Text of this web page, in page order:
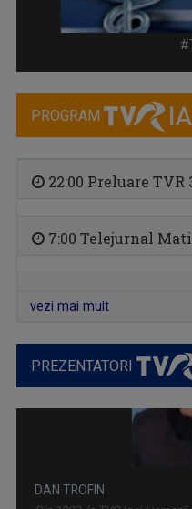
Dezbatere pe teme medicale.
PROGRAM
22:00 Preluare TVR
7:00 Telejurnal
vezi mai mult
PREZENTATORI